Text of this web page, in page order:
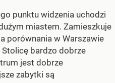
punktu widzenia uchodzi
miastem. Zamieszkuje
porównania w Warszawie
bardzo dobrze
jest dobrze
zabytki są